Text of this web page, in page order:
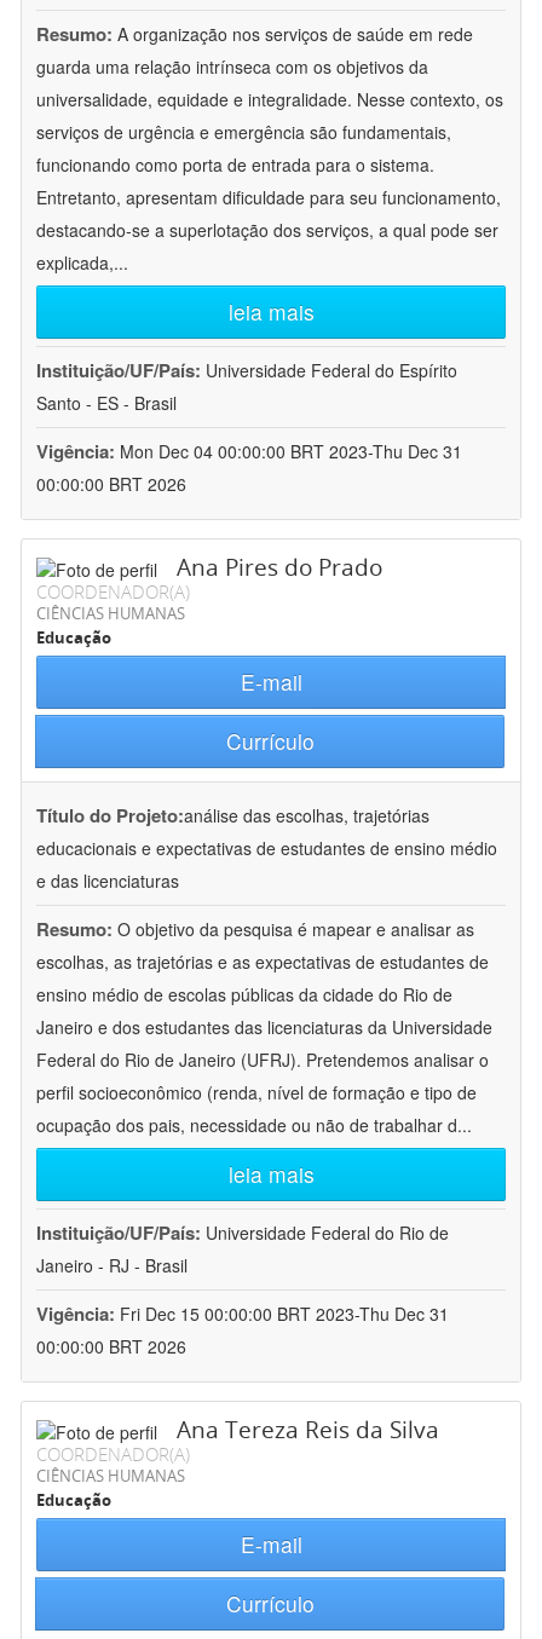
Resumo: A organização nos serviços de saúde em rede
guarda uma relação intrínseca com os objetivos da
universalidade, equidade e integralidade. Nesse contexto, os
serviços de urgência e emergência são fundamentais,
funcionando como porta de entrada para o sistema.
Entretanto, apresentam dificuldade para seu funcionamento,
destacando-se a superlotação dos serviços, a qual pode ser
explicada,...
leia mais
Instituição/UF/País: Universidade Federal do Espírito
Santo - ES - Brasil
Vigência: Mon Dec 04 00:00:00 BRT 2023-Thu Dec 31
00:00:00 BRT 2026
Ana Pires do Prado
COORDENADOR(A)
CIÊNCIAS HUMANAS
Educação
E-mail
Currículo
Título do Projeto:análise das escolhas, trajetórias
educacionais e expectativas de estudantes de ensino médio
e das licenciaturas
Resumo: O objetivo da pesquisa é mapear e analisar as
escolhas, as trajetórias e as expectativas de estudantes de
ensino médio de escolas públicas da cidade do Rio de
Janeiro e dos estudantes das licenciaturas da Universidade
Federal do Rio de Janeiro (UFRJ). Pretendemos analisar o
perfil socioeconômico (renda, nível de formação e tipo de
ocupação dos pais, necessidade ou não de trabalhar d...
leia mais
Instituição/UF/País: Universidade Federal do Rio de
Janeiro - RJ - Brasil
Vigência: Fri Dec 15 00:00:00 BRT 2023-Thu Dec 31
00:00:00 BRT 2026
Ana Tereza Reis da Silva
COORDENADOR(A)
CIÊNCIAS HUMANAS
Educação
E-mail
Currículo